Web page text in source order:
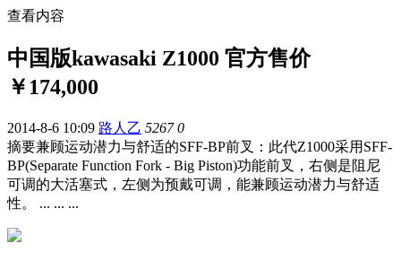
查看内容
中国版kawasaki Z1000 官方售价
￥174,000
2014-8-6 10:09 路人乙 5267 0
摘要兼顾运动潜力与舒适的SFF-BP前叉：此代Z1000采用SFF-
BP(Separate Function Fork - Big Piston)功能前叉，右侧是阻尼
可调的大活塞式，左侧为预戴可调，能兼顾运动潜力与舒适
性。 ... ... ...